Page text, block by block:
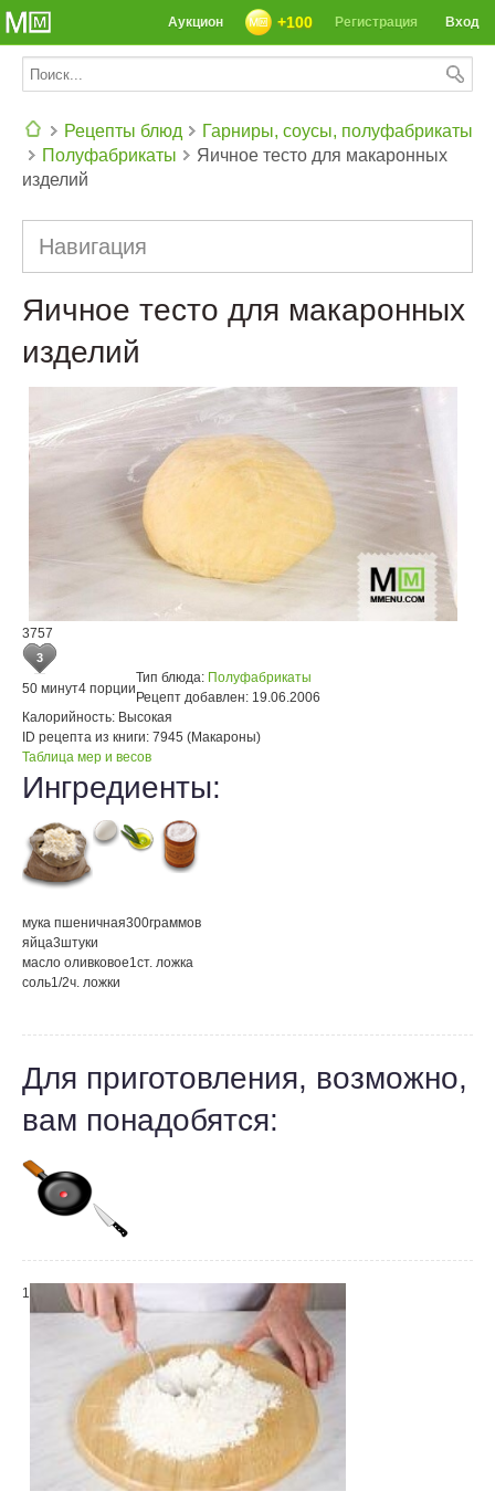
Вход
Регистрация
+100
Аукцион
Рецепты блюд
Гарниры, соусы, полуфабрикаты
Полуфабрикаты
Яичное тесто для макаронных
изделий
Навигация
Яичное тесто для макаронных
изделий
3757
3
50 минут4 порции
Тип блюда: Полуфабрикаты
Рецепт добавлен: 19.06.2006
Калорийность: Высокая
ID рецепта из книги: 7945 (Макароны)
Таблица мер и весов
Ингредиенты:
мука пшеничная300граммов
яйца3штуки
масло оливковое1 ст. ложка
соль1/2ч. ложки
Для приготовления, возможно,
вам понадобятся:
1